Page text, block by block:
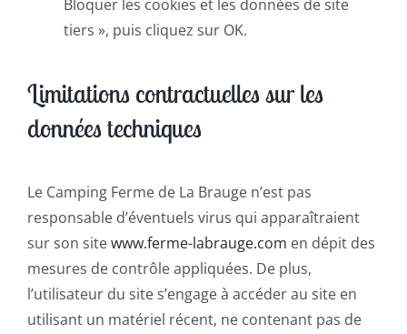
Bloquer les cookies et les données de site
tiers », puis cliquez sur OK.
Limitations contractuelles sur les
données techniques
Le Camping Ferme de La Brauge n’est pas
responsable d’éventuels virus qui apparaîtraient
sur son sitewww.ferme-labrauge.com en dépit des
mesures de contrôle appliquées. De plus,
l’utilisateur du site s’engage à accéder au site en
utilisant un matériel récent, ne contenant pas de